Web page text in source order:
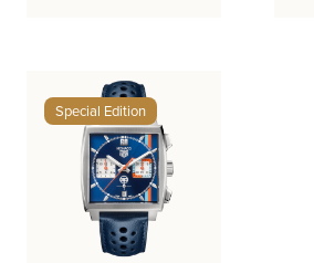
Special Edition